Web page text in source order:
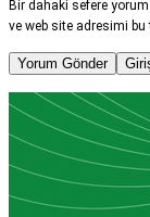
Bir dahaki sefere yorum
ve web site adresimi bu
Yorum Gönder